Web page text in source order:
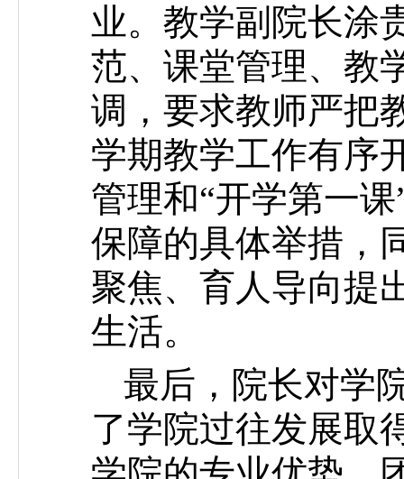
业。教学副院长涂
范、课堂管理、教
调，要求教师严把
学期教学工作有序
管理和“开学第一
保障的具体举措，
聚焦、育人导向提
生活。
最后，院长对学
了学院过往发展取